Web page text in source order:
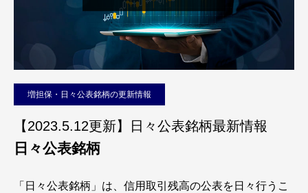
増担保・日々公表銘柄の更新情報
【2023.5.12更新】日々公表銘柄最新情報
日々公表銘柄
「日々公表銘柄」は、信用取引残高の公表を日々行うこ